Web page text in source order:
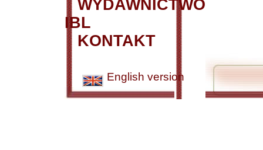
WYDAWNICTWO
IBL
KONTAKT
English version